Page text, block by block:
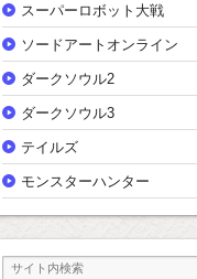
スーパーロボット大戦
ソードアートオンライン
ダークソウル2
ダークソウル3
テイルズ
モンスターハンター